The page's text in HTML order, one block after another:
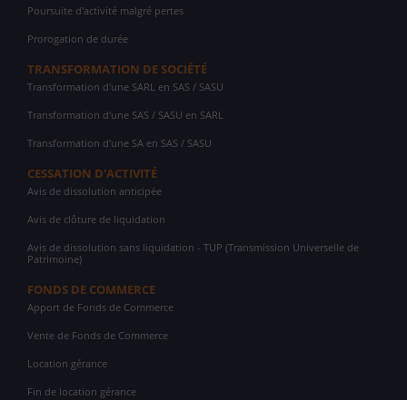
Poursuite d'activité malgré pertes
Prorogation de durée
TRANSFORMATION DE SOCIÉTÉ
Transformation d'une SARL en SAS / SASU
Transformation d'une SAS / SASU en SARL
Transformation d'une SA en SAS / SASU
CESSATION D'ACTIVITÉ
Avis de dissolution anticipée
Avis de clôture de liquidation
Avis de dissolution sans liquidation - TUP (Transmission Universelle de
Patrimoine)
FONDS DE COMMERCE
Apport de Fonds de Commerce
Vente de Fonds de Commerce
Location gérance
Fin de location gérance